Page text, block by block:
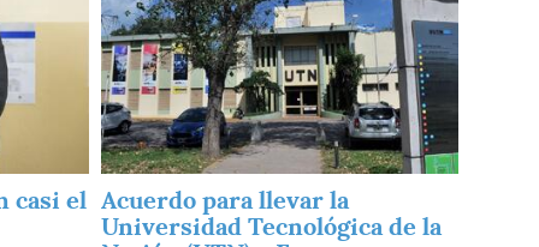
casi el Acuerdo para llevar la
Universidad Tecnológica de la